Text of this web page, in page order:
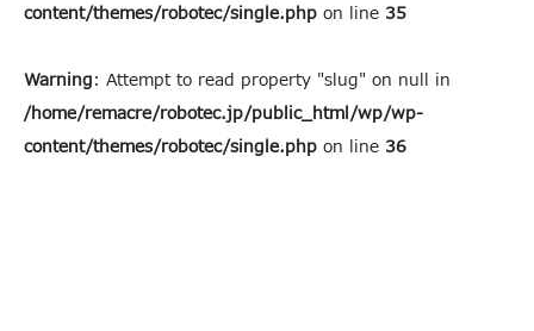
content/themes/robotec/single.php on line 35
Warning: Attempt to read property "slug" on null in
/home/remacre/robotec.jp/public_html/wp/wp-
content/themes/robotec/single.php on line 36